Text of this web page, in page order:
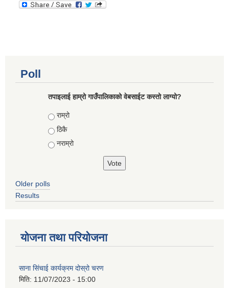
Poll
तपाइलाई हाम्रो गाउँपालिकाको वेबसाईट कस्तो लाग्यो?
Choices
राम्रो
ठिकै
नराम्रो
Older polls
Results
योजना तथा परियोजना
साना सिंचाई कार्यक्रम दोस्रो चरण
मिति: 11/07/2023 - 15:00